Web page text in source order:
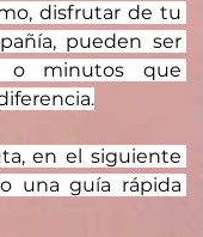
disfrutar de tu
pueden ser
o minutos que
en el siguiente
una guía rápida